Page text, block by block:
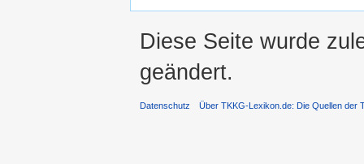
Diese Seite wurde
geändert.
Datenschutz Über TKKG-Lexikon.de: Die Quellen der